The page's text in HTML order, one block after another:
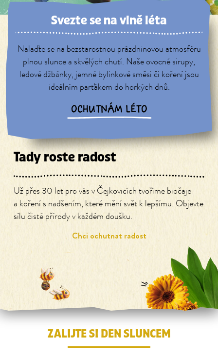
Svezte se na vlně léta
Nalaďte se na bezstarostnou prázdninovou atmosféru
plnou slunce a skvělých chutí. Naše ovocné sirupy,
ledové džbánky, jemné bylinkové směsi či koření jsou
ideálním parťákem do horkých dnů.
OCHUTNÁM LÉTO
Tady roste radost
Už přes 30 let pro vás v Čejkovicích tvoříme biočaje
a koření s nadšením, které mění svět k lepšímu. Objevte
sílu čisté přírody v každém doušku.
Chci ochutnat radost
ZALIJTE SI DEN SLUNCEM